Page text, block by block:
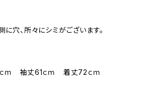
側に穴、所々にシミがございます。
ｍ 袖丈61ｃｍ 着丈72ｃｍ